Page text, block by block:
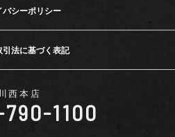
バシーポリシー
引法に基づく表記
川西本店
1100